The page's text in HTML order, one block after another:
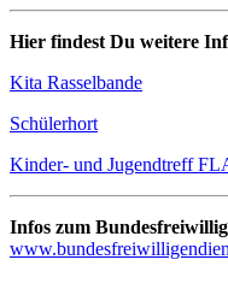
Hier findest Du weitere
Kita Rasselbande
Schülerhort
Kinder- und Jugendtreff
Infos zum